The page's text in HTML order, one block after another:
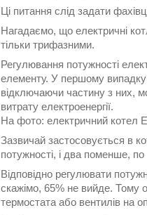
Ці питання слід задати
Нагадаємо, що електричні
тільки трифазними.
Регулювання потужності
елементу. У першому
відключаючи частину з них,
витрату електроенергії.
На фото: електричний котел
Зазвичай застосовується в
потужності, і два поменше,
Відповідно регулювати
скажімо, 65% не вийде. Тому
термостата або вентилів на